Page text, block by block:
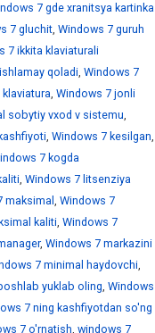
7 gde xranitsya kartinka
7 gluchit, Windows 7 guruh
7 ikkita klaviaturali
qoladi, Windows 7
, Windows 7 jonli
sobytiy vxod v sistemu,
, Windows 7 kesilgan,
7 kogda
, Windows 7 litsenziya
maksimal, Windows 7
kaliti, Windows 7
, Windows 7 markazini
7 minimal haydovchi,
yuklab oling, Windows
7 ning kashfiyotdan so'ng
7 o'rnatish, windows 7